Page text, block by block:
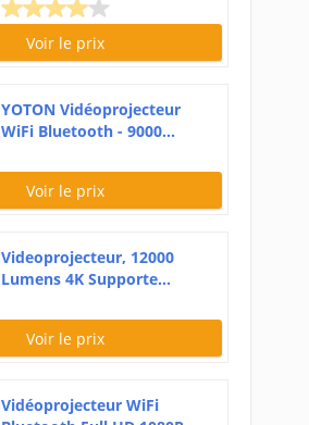
Voir le prix
YOTON Vidéoprojecteur
WiFi Bluetooth - 9000...
Voir le prix
Videoprojecteur, 12000
Lumens 4K Supporte...
Voir le prix
Vidéoprojecteur WiFi